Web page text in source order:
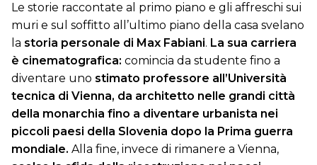
Le storie raccontate al primo piano e gli affreschi sui
muri e sul soffitto all’ultimo piano della casa svelano
la storia personale di Max Fabiani. La sua carriera
è cinematografica: comincia da studente fino a
diventare uno stimato professore all’Università
tecnica di Vienna, da architetto nelle grandi città
della monarchia fino a diventare urbanista nei
piccoli paesi della Slovenia dopo la Prima guerra
mondiale. Alla fine, invece di rimanere a Vienna,